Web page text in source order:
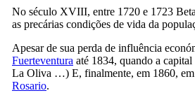
No século XVIII, entre 1720 e 1723
as precárias condições de vida da
Apesar de sua perda de influência
Fuerteventura até 1834, quando a
La Oliva …) E, finalmente, em 1860, em
Rosario.